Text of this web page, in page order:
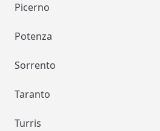
Picerno
Potenza
Sorrento
Taranto
Turris